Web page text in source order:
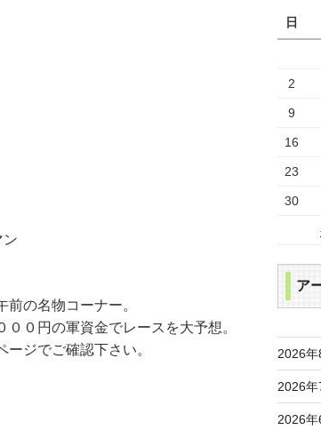
の名物コーナー。
０円の軍資金でレースを大予想。
ジでご確認下さい。
日
2
9
16
23
30
ア
2026
2026
2026